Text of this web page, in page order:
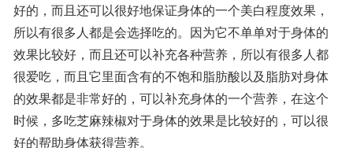
好的，而且还可以很好地保证身体的一个美白程度效果，
所以有很多人都是会选择吃的。因为它不单单对于身体的
效果比较好，而且还可以补充各种营养，所以有很多人都
很爱吃，而且它里面含有的不饱和脂肪酸以及脂肪对身体
的效果都是非常好的，可以补充身体的一个营养，在这个
时候，多吃芝麻辣椒对于身体的效果是比较好的，可以很
好的帮助身体获得营养。